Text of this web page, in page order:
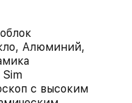
Алюминий,
Sim
с высоким